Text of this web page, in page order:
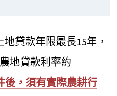
地貸款年限最長15年，
地貸款利率約
後，須有實際農耕行